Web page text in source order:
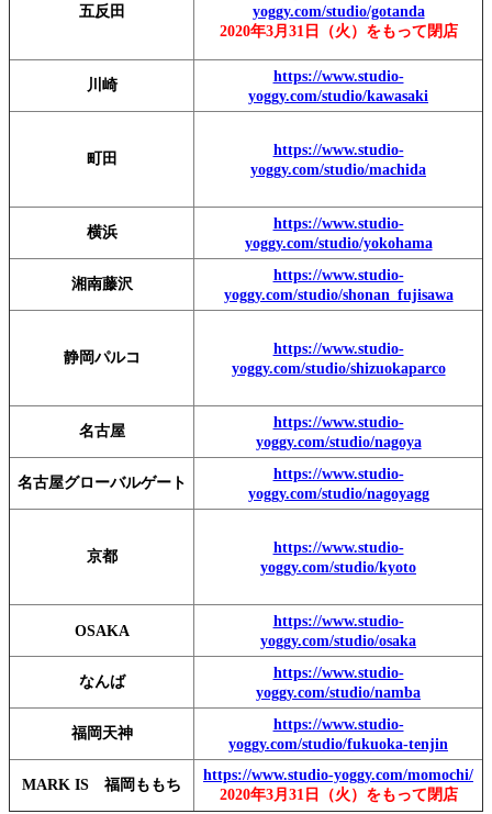
五反田
yoggy.com/studio/gotanda
2020年3月31日（火）をもって閉店
川崎
https://www.studio-
yoggy.com/studio/kawasaki
町田
https://www.studio-
yoggy.com/studio/machida
横浜
https://www.studio-
yoggy.com/studio/yokohama
湘南藤沢
https://www.studio-
yoggy.com/studio/shonan_fujisawa
静岡パルコ
https://www.studio-
yoggy.com/studio/shizuokaparco
名古屋
https://www.studio-
yoggy.com/studio/nagoya
名古屋グローバルゲート
https://www.studio-
yoggy.com/studio/nagoyagg
京都
https://www.studio-
yoggy.com/studio/kyoto
OSAKA
https://www.studio-
yoggy.com/studio/osaka
なんば
https://www.studio-
yoggy.com/studio/namba
福岡天神
https://www.studio-
yoggy.com/studio/fukuoka-tenjin
MARK IS 福岡ももち
https://www.studio-yoggy.com/momochi/
2020年3月31日（火）をもって閉店